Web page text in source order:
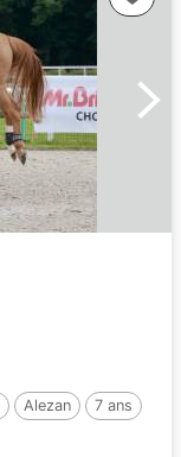
Alezan
7 ans